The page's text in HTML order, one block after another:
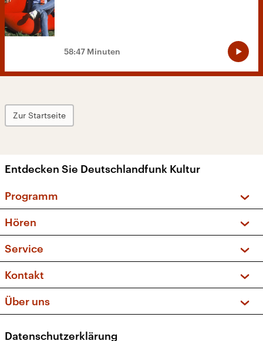
58:47 Minuten
Zur Startseite
Entdecken Sie Deutschlandfunk Kultur
Programm
Sendungen und Podcasts
Musikliste
Kakadu – Das Kinderprogramm
Hören
Frequenzen (UKW + DAB+)
Service
FAQ
Apps
Newsletter
Kontakt
Social Media
Über uns
Datenschutzerklärung